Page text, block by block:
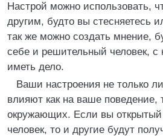
Настрой можно использовать,
другим, будто вы стесняетесь
так же можно создать мнение,
себе и решительный человек, с
иметь дело.
Ваши настроения не только
влияют как на ваше поведение,
окружающих. Если вы
человек, то и другие будут